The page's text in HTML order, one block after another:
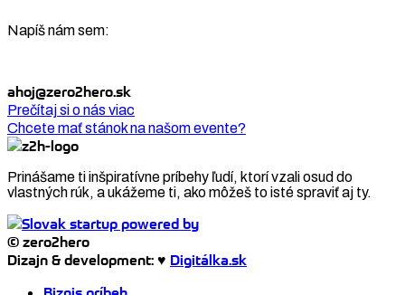
Napíš nám sem:
ahoj@zero2hero.sk
Prečítaj si o nás viac
Chcete mať stánok na našom evente?
Prinášame ti inšpiratívne príbehy ľudí, ktorí vzali osud do
vlastných rúk, a ukážeme ti, ako môžeš to isté spraviť aj ty.
© zero2hero
Dizajn & development: ♥ Digitálka.sk